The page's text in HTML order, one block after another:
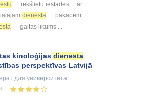
iekšlietu iestādēs ... ar
dienesta
pakāpēm
gaitas likums ...
kinoloģijas dienesta
perspektīvas Latvijā
для университета